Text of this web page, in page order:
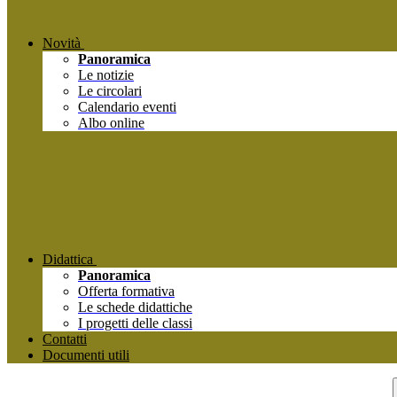
Novità
Panoramica
Le notizie
Le circolari
Calendario eventi
Albo online
Didattica
Panoramica
Offerta formativa
Le schede didattiche
I progetti delle classi
Contatti
Documenti utili